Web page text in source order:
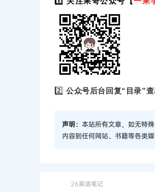
2️⃣公众号后台回复“目录”
声明： 本站所有文章，如无特
内容到任何网站、书籍等各类
26英语笔记